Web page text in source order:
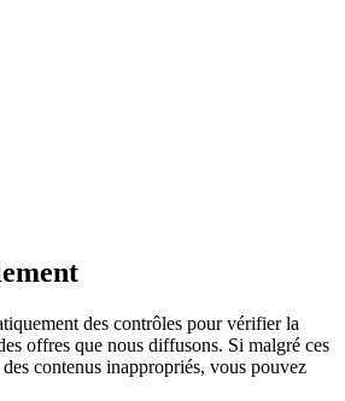
des contrôles pour vérifier la
offres que nous diffusons. Si malgré ces
contenus inappropriés, vous pouvez